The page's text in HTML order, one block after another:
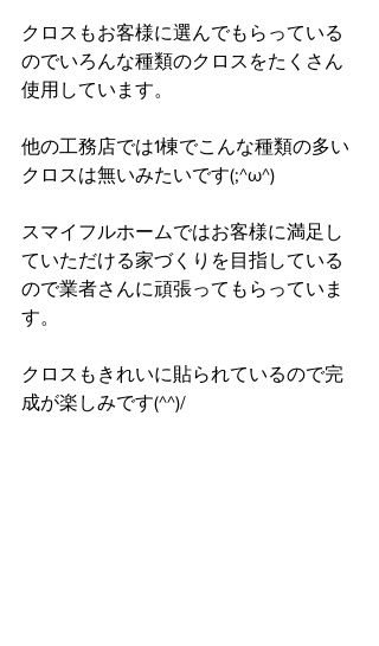
クロスもお客様に選んでもらっている
のでいろんな種類のクロスをたくさん
使用しています。
他の工務店では1棟でこんな種類の多い
クロスは無いみたいです(;^ω^)
スマイフルホームではお客様に満足し
ていただける家づくりを目指している
ので業者さんに頑張ってもらっていま
す。
クロスもきれいに貼られているので完
成が楽しみです(^^)/